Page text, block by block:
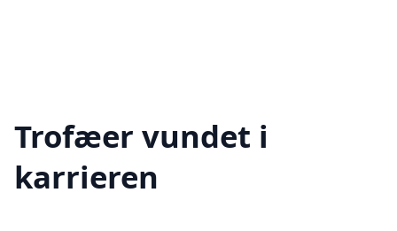
Trofæer vundet i
karrieren